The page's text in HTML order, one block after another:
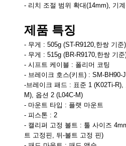
- 리치 조절 범위 확대(14mm), 기
제품 특징
- 무게 : 505g (ST-R9120,한쌍 기준)
- 무게 : 515g (BR-R9170,한쌍 기준
- 시프트 케이블 : 폴리머 코팅
- 브레이크 호스(키트) : SM-BH90-
-브레이크 패드 : 표준 1 (K02Ti-
M), 옵션 2 (L04C-M)
- 마운트 타입 : 플랫 마운트
- 피스톤 : 2
- 캘리퍼 고정 볼트 : 툴 사이즈
트 고정핀, 뒤-볼트 고정 핀)